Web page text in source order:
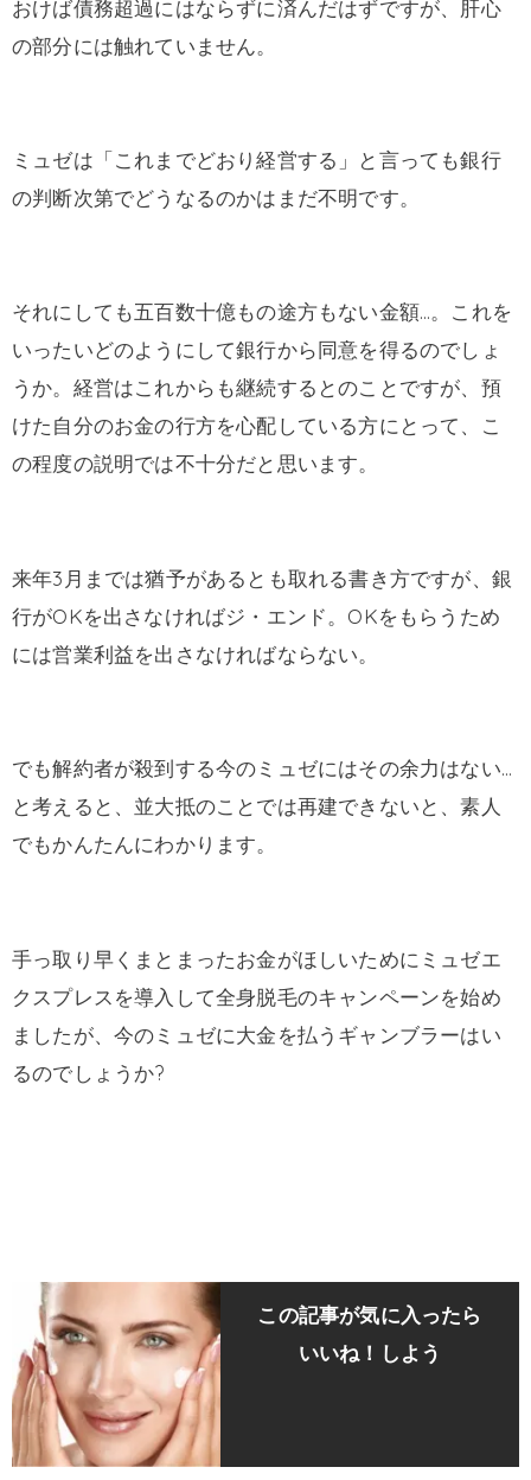
おけば債務超過にはならずに済んだはずですが、肝心
の部分には触れていません。
ミュゼは「これまでどおり経営する」と言っても銀行
の判断次第でどうなるのかはまだ不明です。
それにしても五百数十億もの途方もない金額…。これを
いったいどのようにして銀行から同意を得るのでしょ
うか。経営はこれからも継続するとのことですが、預
けた自分のお金の行方を心配している方にとって、こ
の程度の説明では不十分だと思います。
来年3月までは猶予があるとも取れる書き方ですが、銀
行がOKを出さなければジ・エンド。OKをもらうため
には営業利益を出さなければならない。
でも解約者が殺到する今のミュゼにはその余力はない…
と考えると、並大抵のことでは再建できないと、素人
でもかんたんにわかります。
手っ取り早くまとまったお金がほしいためにミュゼエ
クスプレスを導入して全身脱毛のキャンペーンを始め
ましたが、今のミュゼに大金を払うギャンブラーはい
るのでしょうか?
この記事が気に入ったら
いいね！しよう